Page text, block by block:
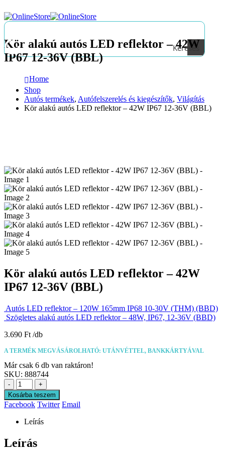
Keresés
Kör alakú autós LED reflektor – 42W
IP67 12-36V (BBL)
Home
Shop
Autós termékek, Autófelszerelés és kiegészítők, Világítás
Kör alakú autós LED reflektor – 42W IP67 12-36V (BBL)
Kör alakú autós LED reflektor – 42W
IP67 12-36V (BBL)
Autós LED reflektor – 120W 165mm IP68 10-30V (THM) (BBD)
Szögletes alakú autós LED reflektor – 48W, IP67, 12-36V (BBD)
3.690 Ft
A TERMÉK MEGVÁSÁROLHATÓ: UTÁNVÉTTEL, BANKKÁRTYÁVAL
Már csak 6 db van raktáron!
SKU: 888744
-
+
Kosárba teszem
Facebook Twitter Email
Leírás
Leírás